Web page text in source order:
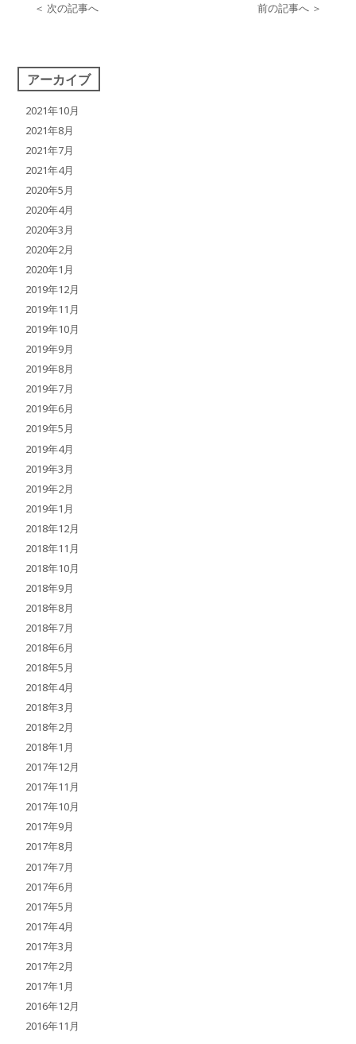
＜ 次の記事へ 前の記事へ ＞
アーカイブ
2021年10月
2021年8月
2021年7月
2021年4月
2020年5月
2020年4月
2020年3月
2020年2月
2020年1月
2019年12月
2019年11月
2019年10月
2019年9月
2019年8月
2019年7月
2019年6月
2019年5月
2019年4月
2019年3月
2019年2月
2019年1月
2018年12月
2018年11月
2018年10月
2018年9月
2018年8月
2018年7月
2018年6月
2018年5月
2018年4月
2018年3月
2018年2月
2018年1月
2017年12月
2017年11月
2017年10月
2017年9月
2017年8月
2017年7月
2017年6月
2017年5月
2017年4月
2017年3月
2017年2月
2017年1月
2016年12月
2016年11月